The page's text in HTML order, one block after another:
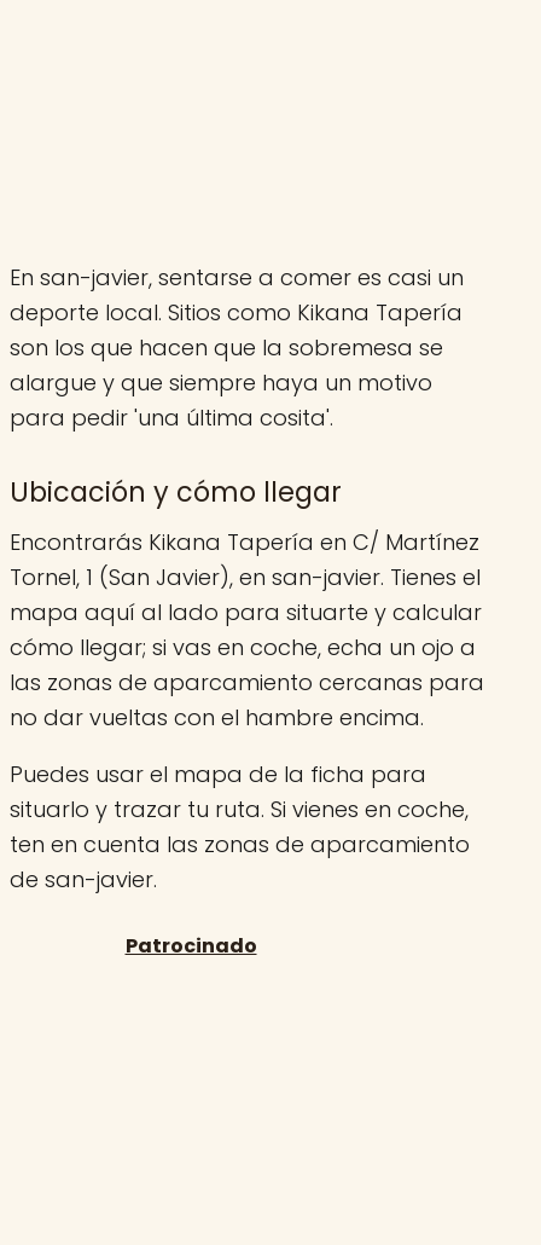
En san-javier, sentarse a comer es casi un
deporte local. Sitios como Kikana Tapería
son los que hacen que la sobremesa se
alargue y que siempre haya un motivo
para pedir 'una última cosita'.
Ubicación y cómo llegar
Encontrarás Kikana Tapería en C/ Martínez
Tornel, 1 (San Javier), en san-javier. Tienes el
mapa aquí al lado para situarte y calcular
cómo llegar; si vas en coche, echa un ojo a
las zonas de aparcamiento cercanas para
no dar vueltas con el hambre encima.
Puedes usar el mapa de la ficha para
situarlo y trazar tu ruta. Si vienes en coche,
ten en cuenta las zonas de aparcamiento
de san-javier.